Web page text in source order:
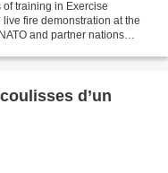
training in Exercise
fire demonstration at the
and partner nations
d’un